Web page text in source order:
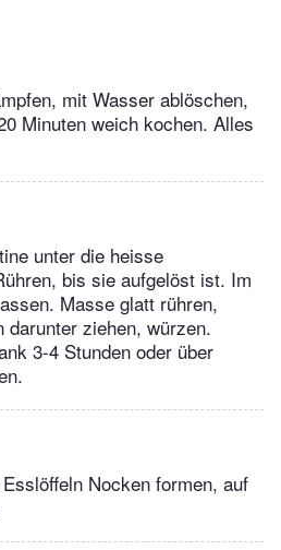
mit Wasser ablöschen,
Minuten weich kochen. Alles
unter die heisse
bis sie aufgelöst ist. Im
Masse glatt rühren,
darunter ziehen, würzen.
3-4 Stunden oder über
Nocken formen, auf